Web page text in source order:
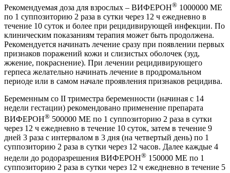
Рекомендуемая доза для взрослых – ВИФЕРОН® 1000000 МЕ
по 1 суппозиторию 2 раза в сутки через 12 ч ежедневно в
течение 10 суток и более при рецидивирующей инфекции. По
клиническим показаниям терапия может быть продолжена.
Рекомендуется начинать лечение сразу при появлении первых
признаков поражений кожи и слизистых оболочек (зуд,
жжение, покраснение). При лечении рецидивирующего
герпеса желательно начинать лечение в продромальном
периоде или в самом начале проявления признаков рецидива.
Беременным со II триместра беременности (начиная с 14
недели гестации) рекомендовано применение препарата
ВИФЕРОН® 500000 МЕ по 1 суппозиторию 2 раза в сутки
через 12 ч ежедневно в течение 10 суток, затем в течение 9
дней 3 раза с интервалом в 3 дня (на четвертый день) по 1
суппозиторию 2 раза в сутки через 12 часов. Далее каждые 4
недели до родоразрешения ВИФЕРОН® 150000 МЕ по 1
суппозиторию 2 раза в сутки через 12 ч ежедневно в течение 5